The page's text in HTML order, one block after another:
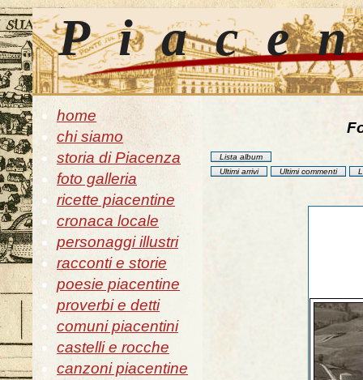
home
chi siamo
storia di Piacenza
foto galleria
ricette piacentine
cronaca locale
personaggi illustri
racconti e storie
poesie piacentine
proverbi e detti
comuni piacentini
castelli e rocche
canzoni piacentine
Lista album
Ultimi arrivi
Ultimi commenti